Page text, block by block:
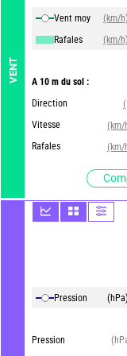
VENT
Vent moy
(km/h)
Rafales
(km/h)
A 10 m du sol :
Direction
Vitesse
(km/
Rafales
(km/
Pression (hPa)
Pression